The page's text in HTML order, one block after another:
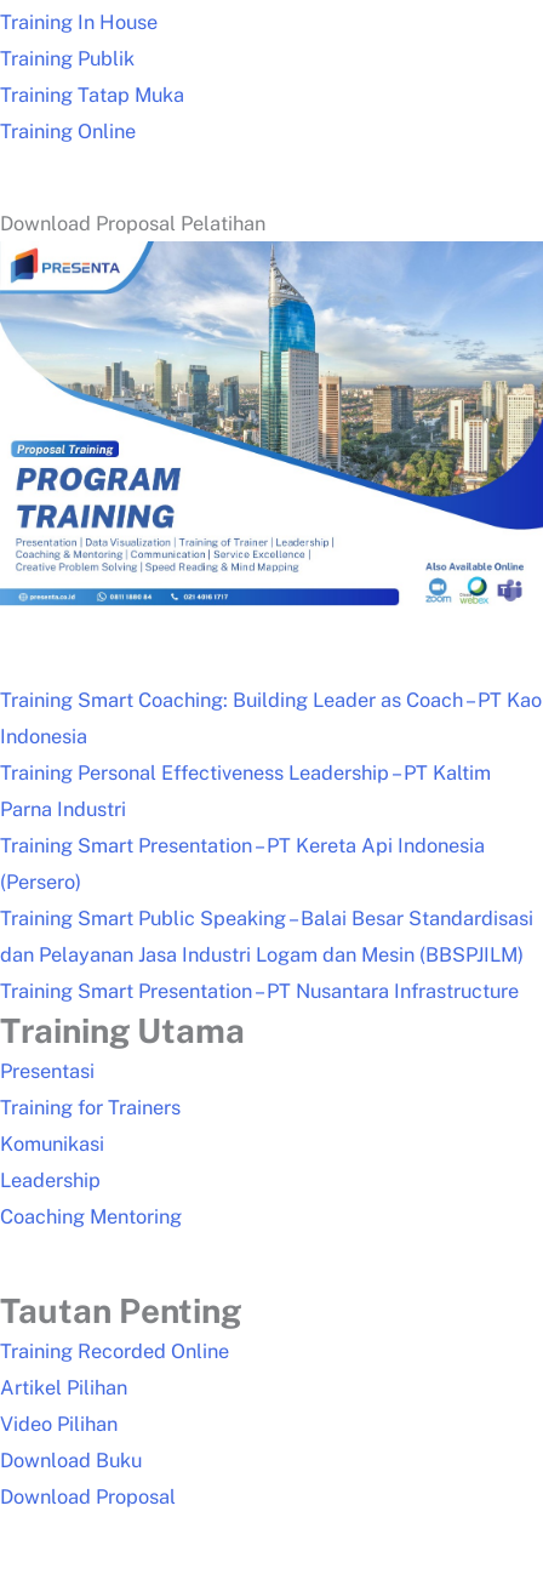
Training In House
Training Publik
Training Tatap Muka
Training Online
Download Proposal Pelatihan
Training Smart Coaching: Building Leader as Coach – PT Kao
Indonesia
Training Personal Effectiveness Leadership – PT Kaltim
Parna Industri
Training Smart Presentation – PT Kereta Api Indonesia
(Persero)
Training Smart Public Speaking – Balai Besar Standardisasi
dan Pelayanan Jasa Industri Logam dan Mesin (BBSPJILM)
Training Smart Presentation – PT Nusantara Infrastructure
Training Utama
Presentasi
Training for Trainers
Komunikasi
Leadership
Coaching Mentoring
Tautan Penting
Training Recorded Online
Artikel Pilihan
Video Pilihan
Download Buku
Download Proposal